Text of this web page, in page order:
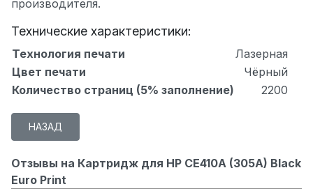
производителя.
Технические характеристики:
Технология печати
Лазерная
Цвет печати
Чёрный
Количество страниц (5% заполнение)
2200
Отзывы на Картридж для HP CE410A (305A) Black
Euro Print